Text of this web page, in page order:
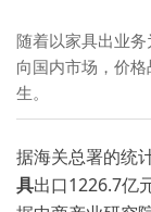
随着以家具出业
向国内市场，价
生。
据海关总署的统
具出口1226.7亿